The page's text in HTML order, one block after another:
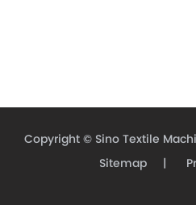
Copyright © Sino Textile
Sitemap|